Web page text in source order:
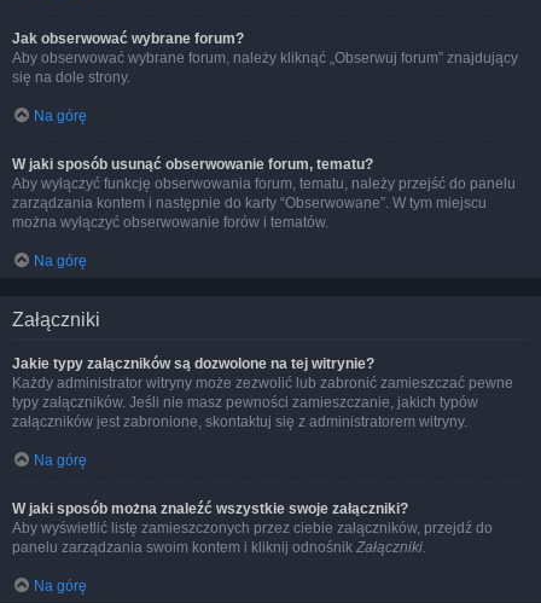
Jak obserwować wybrane forum?
Aby obserwować wybrane forum, należy kliknąć „Obserwuj forum” znajdujący
się na dole strony.
Na górę
W jaki sposób usunąć obserwowanie forum, tematu?
Aby wyłączyć funkcję obserwowania forum, tematu, należy przejść do panelu
zarządzania kontem i następnie do karty “Obserwowane”. W tym miejscu
można wyłączyć obserwowanie forów i tematów.
Na górę
Załączniki
Jakie typy załączników są dozwolone na tej witrynie?
Każdy administrator witryny może zezwolić lub zabronić zamieszczać pewne
typy załączników. Jeśli nie masz pewności zamieszczanie, jakich typów
załączników jest zabronione, skontaktuj się z administratorem witryny.
Na górę
W jaki sposób można znaleźć wszystkie swoje załączniki?
Aby wyświetlić listę zamieszczonych przez ciebie załączników, przejdź do
panelu zarządzania swoim kontem i kliknij odnośnik Załączniki.
Na górę